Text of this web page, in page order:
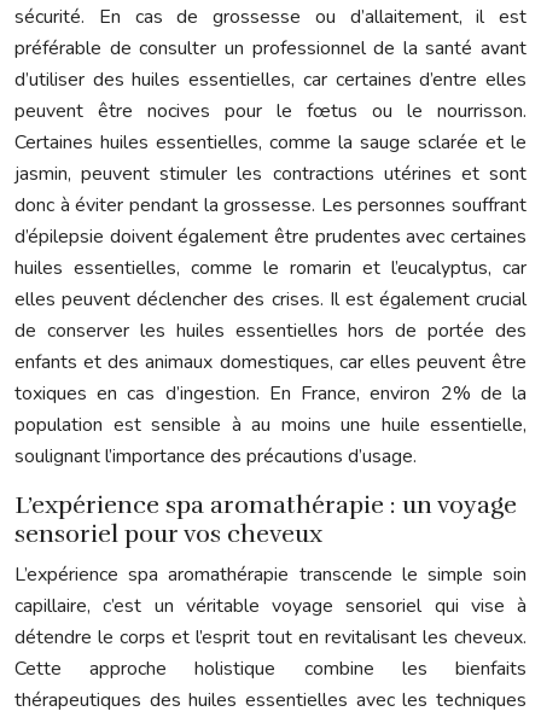
sécurité. En cas de grossesse ou d’allaitement, il est
préférable de consulter un professionnel de la santé avant
d’utiliser des huiles essentielles, car certaines d’entre elles
peuvent être nocives pour le fœtus ou le nourrisson.
Certaines huiles essentielles, comme la sauge sclarée et le
jasmin, peuvent stimuler les contractions utérines et sont
donc à éviter pendant la grossesse. Les personnes souffrant
d’épilepsie doivent également être prudentes avec certaines
huiles essentielles, comme le romarin et l’eucalyptus, car
elles peuvent déclencher des crises. Il est également crucial
de conserver les huiles essentielles hors de portée des
enfants et des animaux domestiques, car elles peuvent être
toxiques en cas d’ingestion. En France, environ 2% de la
population est sensible à au moins une huile essentielle,
soulignant l’importance des précautions d’usage.
L’expérience spa aromathérapie : un voyage
sensoriel pour vos cheveux
L’expérience spa aromathérapie transcende le simple soin
capillaire, c’est un véritable voyage sensoriel qui vise à
détendre le corps et l’esprit tout en revitalisant les cheveux.
Cette approche holistique combine les bienfaits
thérapeutiques des huiles essentielles avec les techniques